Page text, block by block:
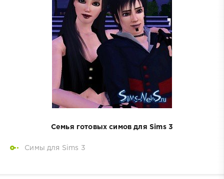
Семья готовых симов для Sims 3
Симы для Sims 3